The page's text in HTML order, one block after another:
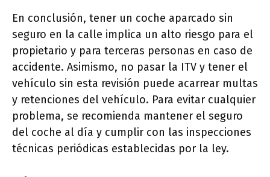
En conclusión, tener un coche aparcado sin
seguro en la calle implica un alto riesgo para el
propietario y para terceras personas en caso de
accidente. Asimismo, no pasar la ITV y tener el
vehículo sin esta revisión puede acarrear multas
y retenciones del vehículo. Para evitar cualquier
problema, se recomienda mantener el seguro
del coche al día y cumplir con las inspecciones
técnicas periódicas establecidas por la ley.